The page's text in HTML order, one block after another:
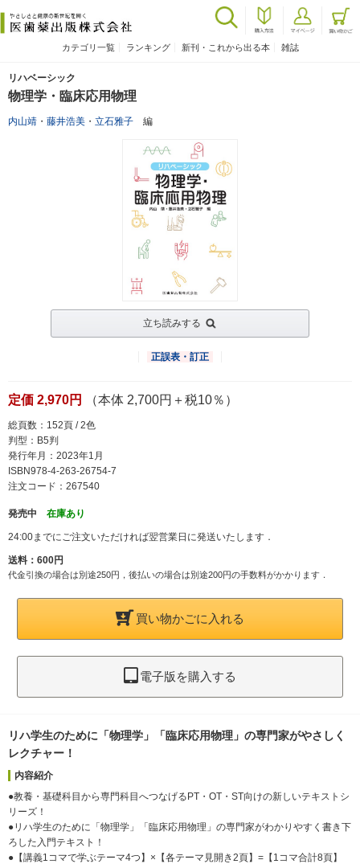
カテゴリ一覧 ランキング 新刊・これから出る本 雑誌
リハベーシック
物理学・臨床応用物理
内山靖 ・ 藤井浩美 ・ 立石雅子 編
立ち読みする
正誤表・訂正
定価 2,970円 （本体 2,700円＋税10％）
総頁数：152頁 / 2色
判型：B5判
発行年月：2023年1月
ISBN978-4-263-26754-7
注文コード：267540
発売中 在庫あり
24:00までにご注文いただければ翌営業日に発送いたします．
送料：600円
代金引換の場合は別途250円，後払いの場合は別途200円の手数料がかかります．
買い物かごに入れる
電子版を購入する
リハ学生のために「物理学」「臨床応用物理」の専門家がやさしく
レクチャー！
内容紹介
●教養・基礎科目から専門科目へつなげるPT・OT・ST向けの新しいテキストシ
リーズ！
●リハ学生のために「物理学」「臨床応用物理」の専門家がわかりやすく書き下
ろした入門テキスト！
●【講義1コマで学ぶテーマ4つ】×【各テーマ見開き2頁】=【1コマ合計8頁】